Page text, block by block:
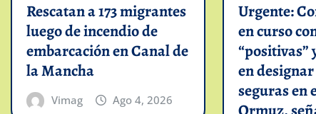
Rescatan a 173 migrantes
luego de incendio de
embarcación en Canal de
la Mancha
Vimag Ago 4, 2026
Urgente:
en curso
“positivas”
en
seguras en